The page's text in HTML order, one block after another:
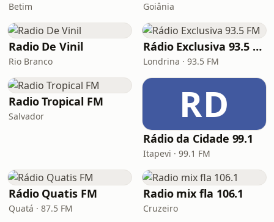
Betim Goiânia
Radio De Vinil
Rio Branco
Rádio Exclusiva 93.5 FM
Londrina · 93.5 FM
Radio Tropical FM
Salvador RD
Rádio da Cidade 99.1
Itapevi · 99.1 FM
Rádio Quatis FM
Quatá · 87.5 FM
Radio mix fla 106.1
Cruzeiro